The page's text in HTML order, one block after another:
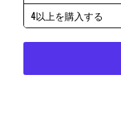
4以上を購入する